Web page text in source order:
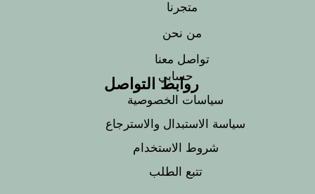
متجرنا
من نحن
تواصل معنا
روابط التواصل
حسابي
سياسات الخصوصية
سياسة الاستبدال والاسترجاع
شروط الاستخدام
تتبع الطلب